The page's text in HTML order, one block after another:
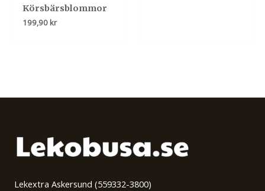
Körsbärsblommor
199,90 kr
Lekextra Askersund (559332-3800)